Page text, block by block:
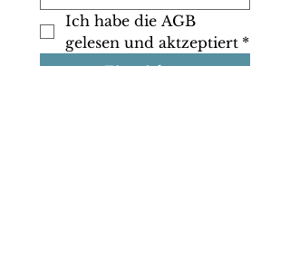
Ich habe die AGB
gelesen und aktzeptiert *
Einreichen